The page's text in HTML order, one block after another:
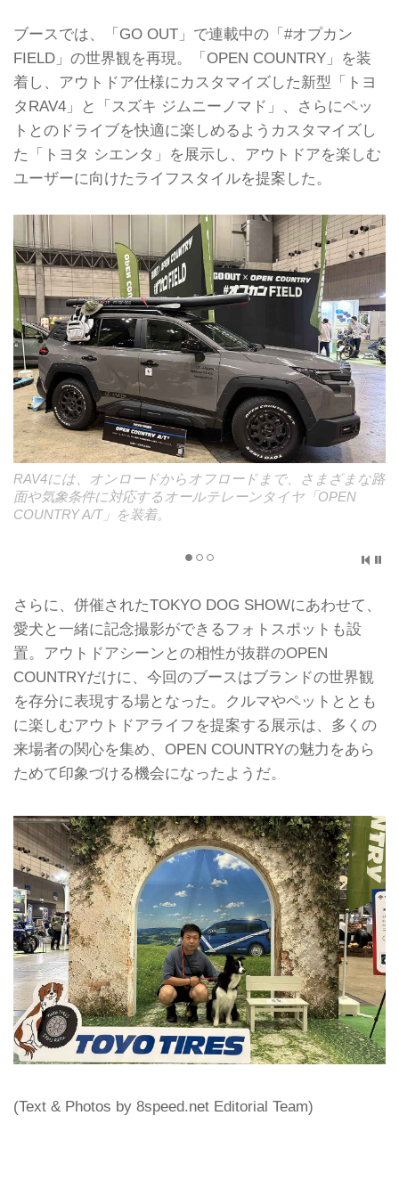
ブースでは、「GO OUT」で連載中の「#オプカン
FIELD」の世界観を再現。「OPEN COUNTRY」を装
着し、アウトドア仕様にカスタマイズした新型「トヨ
タRAV4」と「スズキ ジムニーノマド」、さらにペッ
トとのドライブを快適に楽しめるようカスタマイズし
た「トヨタ シエンタ」を展示し、アウトドアを楽しむ
ユーザーに向けたライフスタイルを提案した。
RAV4には、オンロードからオフロードまで、さまざまな路
面や気象条件に対応するオールテレーンタイヤ「OPEN
COUNTRY A/T」を装着。
さらに、併催されたTOKYO DOG SHOWにあわせて、
愛犬と一緒に記念撮影ができるフォトスポットも設
置。アウトドアシーンとの相性が抜群のOPEN
COUNTRYだけに、今回のブースはブランドの世界観
を存分に表現する場となった。クルマやペットととも
に楽しむアウトドアライフを提案する展示は、多くの
来場者の関心を集め、OPEN COUNTRYの魅力をあら
ためて印象づける機会になったようだ。
(Text & Photos by 8speed.net Editorial Team)